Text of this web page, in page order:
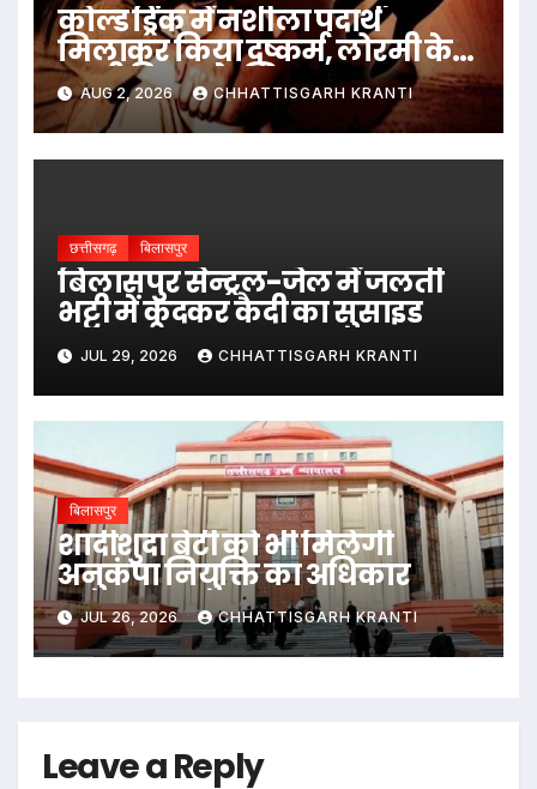
कोल्ड ड्रिंक में नशीला पदार्थ
मिलाकर किया दुष्कर्म, लोरमी के
नामी बिल्डर के खिलाफ मामला
दर्जAUG 2, 2026 CHHATTISGARH KRANTI
छत्तीसगढ़ बिलासपुर
बिलासपुर सेन्ट्रल-जेल में जलती
भट्टी में कूदकर कैदी का सुसाइड
JUL 29, 2026 CHHATTISGARH KRANTI
बिलासपुर
शादीशुदा बेटी को भी मिलेगी
अनुकंपा नियुक्ति का अधिकार
JUL 26, 2026 CHHATTISGARH KRANTI
Leave a Reply